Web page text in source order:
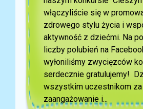
włączyliście się w
zdrowego stylu życia i
aktywność z dziećmi. Na
liczby polubień na
wyłoniliśmy zwycięzców
serdecznie gratulujemy!
wszystkim uczestnikom za
zaangażowanie i...